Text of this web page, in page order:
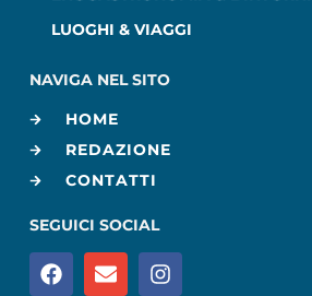
LUOGHI & VIAGGI
NAVIGA NEL SITO
HOME
REDAZIONE
CONTATTI
SEGUICI SOCIAL